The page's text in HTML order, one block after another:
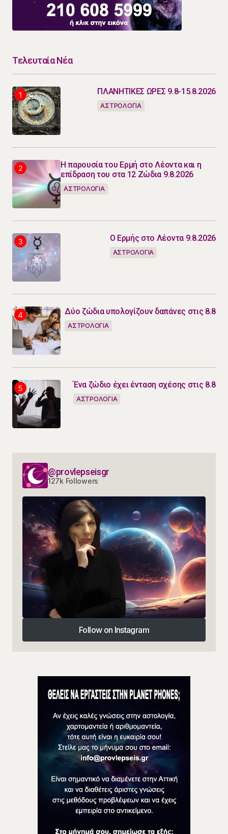
Τελευταία Νέα
ΠΛΑΝΗΤΙΚΕΣ ΩΡΕΣ 9.8-15.8.2026
ΑΣΤΡΟΛΟΓΙΑ
Η παρουσία του Ερμή στο Λέοντα και η
επίδραση του στα 12 Ζώδια 9.8.2026
ΑΣΤΡΟΛΟΓΙΑ
Ο Ερμής στο Λέοντα 9.8.2026
ΑΣΤΡΟΛΟΓΙΑ
Δύο ζώδια υπολογίζουν δαπάνες στις 8.8
ΑΣΤΡΟΛΟΓΙΑ
Ένα ζώδιο έχει ένταση σχέσης στις 8.8
ΑΣΤΡΟΛΟΓΙΑ
@provlepseisgr
127k Followers
Follow on Instagram
Follow on Instagram